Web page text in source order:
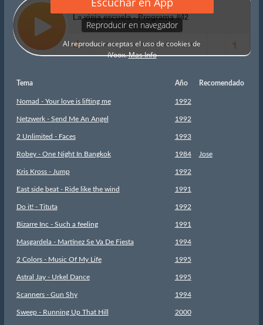
Tema Año Recomendado
Nomad - Your love is lifting me 1992
Netzwerk - Send Me An Angel 1992
2 Unlimited - Faces 1993
Robey - One Night In Bangkok 1984 Jose
Kris Kross - Jump 1992
East side beat - Ride like the wind 1991
Do it! - Tituta 1992
Bizarre Inc - Such a feeling 1991
Masgardela - Martinez Se Va De Fiesta 1994
2 Colors - Music Of My Life 1995
Astral Jay - Urkel Dance 1995
Scanners - Gun Shy 1994
Sweep - Running Up That Hill 2000